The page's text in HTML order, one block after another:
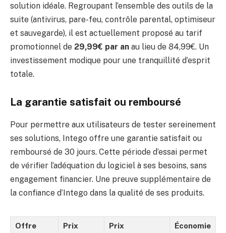
solution idéale. Regroupant l’ensemble des outils de la
suite (antivirus, pare-feu, contrôle parental, optimiseur
et sauvegarde), il est actuellement proposé au tarif
promotionnel de 29,99€ par an au lieu de 84,99€. Un
investissement modique pour une tranquillité d’esprit
totale.
La garantie satisfait ou remboursé
Pour permettre aux utilisateurs de tester sereinement
ses solutions, Intego offre une garantie satisfait ou
remboursé de 30 jours. Cette période d’essai permet
de vérifier l’adéquation du logiciel à ses besoins, sans
engagement financier. Une preuve supplémentaire de
la confiance d’Intego dans la qualité de ses produits.
Offre
Prix
Prix
Économie